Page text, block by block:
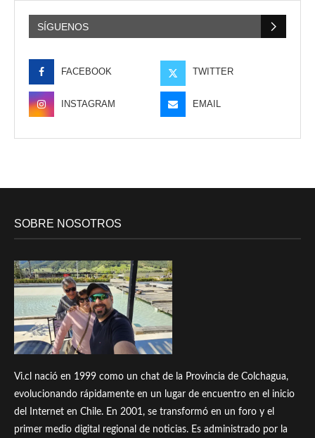
SÍGUENOS
FACEBOOK TWITTER
INSTAGRAM EMAIL
SOBRE NOSOTROS
Vi.cl nació en 1999 como un chat de la Provincia de Colchagua,
evolucionando rápidamente en un lugar de encuentro en el inicio
del Internet en Chile. En 2001, se transformó en un foro y el
primer medio digital regional de noticias. Es administrado por la